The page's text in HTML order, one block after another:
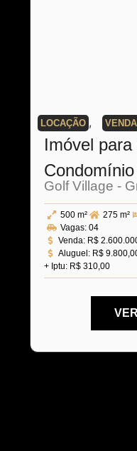
LOCAÇÃO , VENDA
Imóvel
Golf Village -
500 m² 275 m²
Vagas: 04
Venda: R$
Aluguel: R$
+ Iptu: R$ 310,00